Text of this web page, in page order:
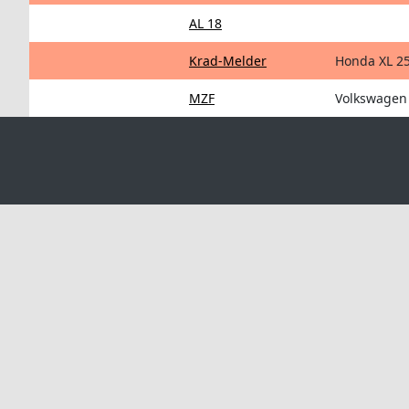
AL 18
Krad-Melder Honda XL
MZF